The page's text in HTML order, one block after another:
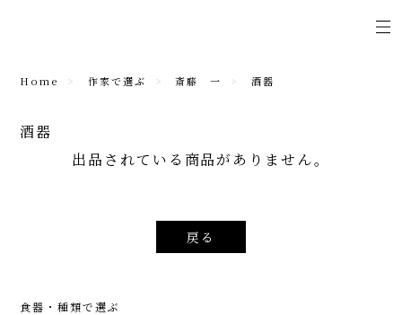
Home 作家で選ぶ 斎藤 一 酒器
酒器
出品されている商品がありません。
戻る
食器・種類で選ぶ